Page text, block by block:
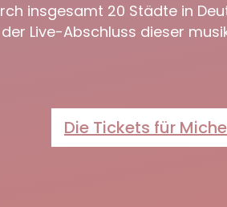
insgesamt 20 Städte in
Live-Abschluss dieser
Die Tickets für